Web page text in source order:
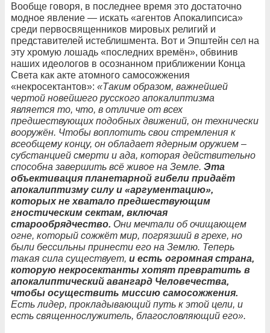
Вообще говоря, в последнее время это достаточно
модное явление — искать «агентов Апокалипсиса»
среди первосвященников мировых религий и
представителей истеблишмента. Вот и Эпштейн сел на
эту хромую лошадь «последних времён», обвинив
наших идеологов в осознанном приближении Конца
Света как акте атомного самосожжения
«некросектантов»: «Таким образом, важнейшей
чертой новейшего русского апокалиптизма
является то, что, в отличие от всех
предшествующих подобных движений, он технически
вооружён. Чтобы воплотить свои стремления к
всеобщему концу, он обладает ядерным оружием –
субстанцией смерти и ада, которая действительно
способна завершить всё живое на Земле. Эта
объективация планетарной гибели придаёт
апокалиптизму силу и «аргументацию»,
которых не хватало предшествующим
гностическим сектам, включая
старообрядчество. Они мечтали об очищающем
огне, который сожжёт мир, погрязший в грехе, но
были бессильны принести его на Землю. Теперь
такая сила существует, и есть огромная страна,
которую некросектанты хотят превратить в
апокалиптический авангард Человечества,
чтобы осуществить миссию самосожжения.
Есть лидер, прокладывающий путь к этой цели, и
есть священнослужитель, благословляющий его».